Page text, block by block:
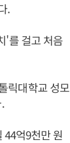
.
'를 걸고 처음
릭대학교 성모
44억9천만 원